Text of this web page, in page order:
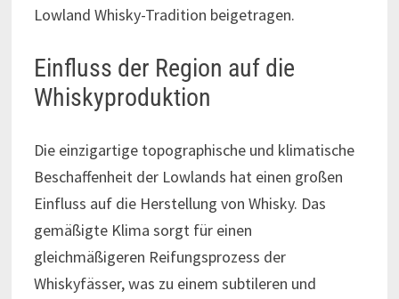
Lowland Whisky-Tradition beigetragen.
Einfluss der Region auf die
Whiskyproduktion
Die einzigartige topographische und klimatische
Beschaffenheit der Lowlands hat einen großen
Einfluss auf die Herstellung von Whisky. Das
gemäßigte Klima sorgt für einen
gleichmäßigeren Reifungsprozess der
Whiskyfässer, was zu einem subtileren und